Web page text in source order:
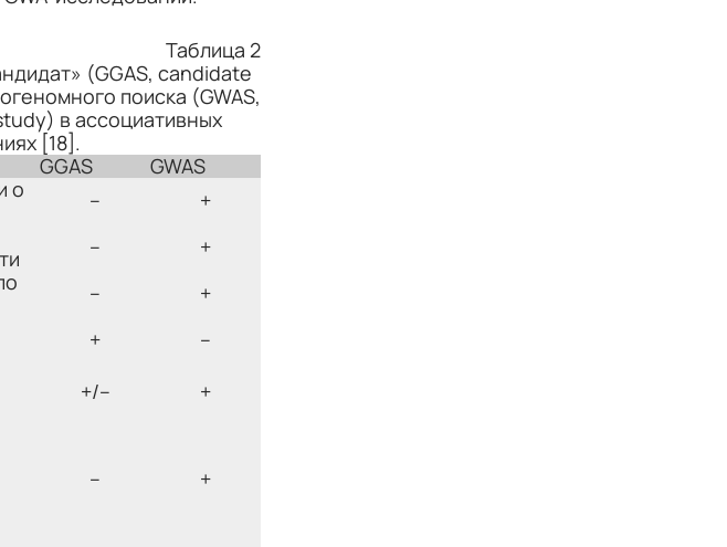
Таблица 2
(GGAS, candidate
поиска (GWAS,
в ассоциативных
[18].
GGAS
GWAS
о
–
+
–
+
–
+
+
–
+/–
+
– +